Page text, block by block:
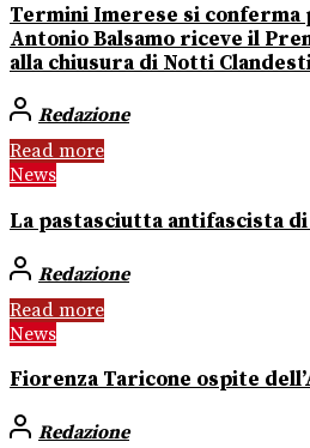
Termini Imerese si
Antonio Balsamo riceve il
alla chiusura di Notti
Redazione
Read more
News
La pastasciutta antifascista
Redazione
Read more
News
Fiorenza Taricone ospite
Redazione